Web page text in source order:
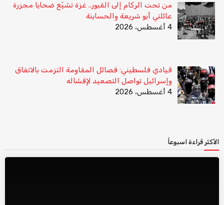
من تحت الركام إلى القبور.. غزة تشيّع ضحايا مجزرة
عائلتي أبو شريعة والحساينة
4 أغسطس، 2026
قيادي فلسطيني: فصائل المقاومة التزمت بالاتفاق
وإسرائيل تواصل التصعيد لإفشاله
4 أغسطس، 2026
الأكثر قراءة اسبوعاً